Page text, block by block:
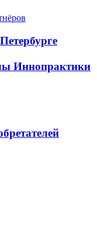
Иннопрактики